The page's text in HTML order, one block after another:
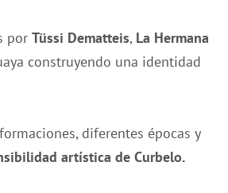
por Tüssi Dematteis, La Hermana
construyendo una identidad
diferentes épocas y
artística de Curbelo.